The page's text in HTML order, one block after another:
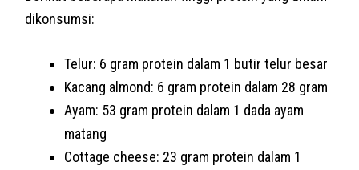
dikonsumsi:
Telur: 6 gram protein dalam 1 butir telur besar
Kacang almond: 6 gram protein dalam 28 gram
Ayam: 53 gram protein dalam 1 dada ayam
matang
Cottage cheese: 23 gram protein dalam 1